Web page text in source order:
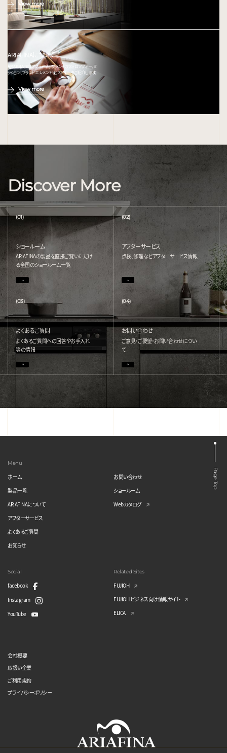
View more
ARIAFINAについて
ARIAFINA(アリアフィーナ) ブランドのフィロソフィー、ミ
ッション、ブランドエレメント、ヒストリーをご紹介します。
View more
Discover More
(01)
ショールーム
ARIAFINAの製品を直接ご覧いただけ
る全国のショールーム一覧
(02)
アフターサービス
点検、修理などアフターサービス情報
(03)
よくあるご質問
よくあるご質問への回答やお手入れ
等の情報
(04)
お問い合わせ
ご意見・ご要望・お問い合わせについ
て
Page Top
Menu
ホーム
製品一覧
ARIAFINAについて
アフターサービス
よくあるご質問
お知らせ
お問い合わせ
ショールーム
Webカタログ
Social
facebook
Instagram
YouTube
Related Sites
FUJIOH
FUJIOH ビジネス向け情報サイト
ELICA
会社概要
取扱い企業
ご利用規約
プライバシーポリシー